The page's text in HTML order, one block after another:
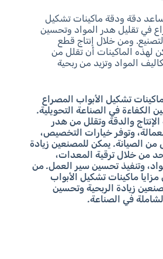
دقة ودقة ماكينات تشكيل
في تقليل هدر المواد وتحسين
ومن خلال إنتاج قطع
لهذه الماكينات أن تقلل من
المواد وتزيد من ربحية
تشكيل الأبواب المصراع
الكفاءة في الصناعة التحويلية.
والدقة وتقلل من هدر
وتوفر خيارات التخصيص،
من الصيانة. يمكن للمصنعين زيادة
من خلال ترقية المعدات،
وتنفيذ تحسين سير العمل. من
ماكينات تشكيل الأبواب
زيادة الربحية وتحسين
في الصناعة.